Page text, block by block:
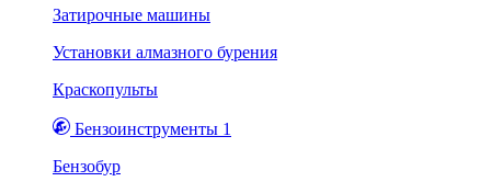
Затирочные машины
Установки алмазного бурения
Краскопульты
Бензоинструменты 1
Бензобур